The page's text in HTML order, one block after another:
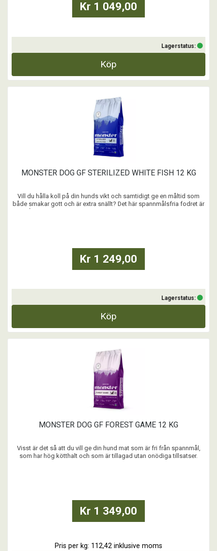
Kr 1 049,00
Lagerstatus:
Köp
MONSTER DOG GF STERILIZED WHITE FISH 12 KG
Vill du hålla koll på din hunds vikt och samtidigt ge en måltid som
både smakar gott och är extra snällt? Det här spannmålsfria fodret är
Kr 1 249,00
Lagerstatus:
Köp
MONSTER DOG GF FOREST GAME 12 KG
Visst är det så att du vill ge din hund mat som är fri från spannmål,
som har hög kötthalt och som är tillagad utan onödiga tillsatser.
Kr 1 349,00
Pris per kg: 112,42 inklusive moms